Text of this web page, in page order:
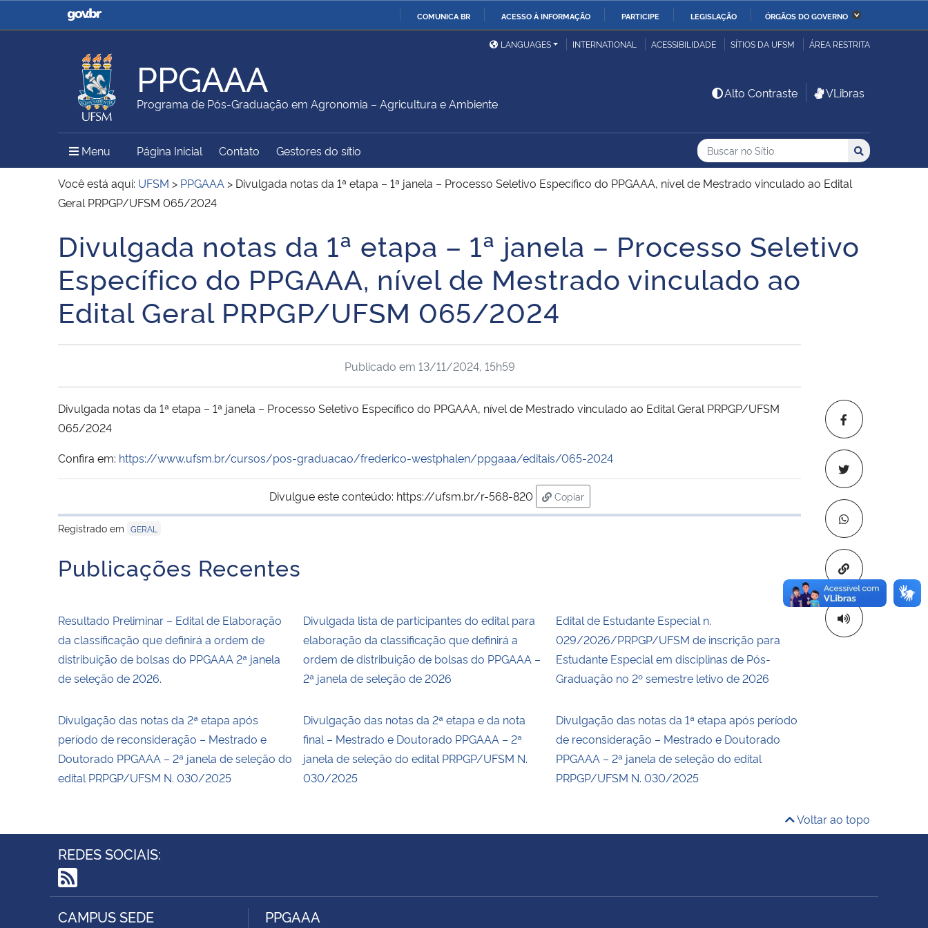
COMUNICA BR ACESSO À INFORMAÇÃO PARTICIPE LEGISLAÇÃO ÓRGÃOS DO GOVERNO
Casa Civil
Ministério da Justiça e
Ministério da Defesa
Ministério das Relações
Exteriores
Ministério da Economia Ministério da Infraestrutura
Ministério da Agricultura,
Pecuária e Abastecimento
Ministério da Educação
Ministério da Ciência,
Tecnologia, Inovações e
Ministério do Meio Ambiente Ministério do Turismo
Ministério do
Desenvolvimento Regional
Família e dos Direitos
Secretaria de Governo
Institucional
Advocacia-Geral da União Banco Central do Brasil
LANGUAGES INTERNATIONAL ACESSIBILIDADE SÍTIOS DA UFSM ÁREA RESTRITA
PPGAAA
Programa de Pós-Graduação em Agronomia – Agricultura e Ambiente
Alto Contraste VLibras
Menu Menu Principal do Sítio
Página Inicial Contato Gestores do sítio Busca
Buscar no no Sítio
Busca: Buscar
Você está aqui: UFSM > PPGAAA > Divulgada notas da 1ª etapa – 1ª janela – Processo Seletivo Específico do PPGAAA, nível de Mestrado vinculado ao Edital
Geral PRPGP/UFSM 065/2024
Início do conteúdo
Divulgada notas da 1ª etapa – 1ª janela – Processo Seletivo
Específico do PPGAAA, nível de Mestrado vinculado ao
Edital Geral PRPGP/UFSM 065/2024
Copiar para
Publicado em 13/11/2024, 15h59
Divulgada notas da 1ª etapa – 1ª janela – Processo Seletivo Específico do PPGAAA, nível de Mestrado vinculado ao Edital Geral PRPGP/UFSM
065/2024
Confira em: https://www.ufsm.br/cursos/pos-graduacao/frederico-westphalen/ppgaaa/editais/065-2024
Divulgue este conteúdo: https://ufsm.br/r-568-820
Copiar
para área de transferência
Registrado em GERAL
Publicações Recentes
Resultado Preliminar – Edital de Elaboração
da classificação que definirá a ordem de
distribuição de bolsas do PPGAAA 2ª janela
de seleção de 2026.
Divulgada lista de participantes do edital para
elaboração da classificação que definirá a
ordem de distribuição de bolsas do PPGAAA –
2ª janela de seleção de 2026
Edital de Estudante Especial n.
029/2026/PRPGP/UFSM de inscrição para
Estudante Especial em disciplinas de Pós-
Graduação no 2º semestre letivo de 2026
Divulgação das notas da 2ª etapa após
período de reconsideração – Mestrado e
Doutorado PPGAAA – 2ª janela de seleção do
edital PRPGP/UFSM N. 030/2025
Divulgação das notas da 2ª etapa e da nota
final – Mestrado e Doutorado PPGAAA – 2ª
janela de seleção do edital PRPGP/UFSM N.
030/2025
Divulgação das notas da 1ª etapa após período
de reconsideração – Mestrado e Doutorado
PPGAAA – 2ª janela de seleção do edital
PRPGP/UFSM N. 030/2025
Voltar ao topo
REDES SOCIAIS:
RSS
CAMPUS SEDE PPGAAA